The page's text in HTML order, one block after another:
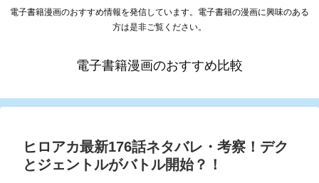
電子書籍漫画のおすすめ情報を発信しています。電子書籍の漫画に興味のある
方は是非ご覧ください。
電子書籍漫画のおすすめ比較
ヒロアカ最新176話ネタバレ・考察！デク
とジェントルがバトル開始？！